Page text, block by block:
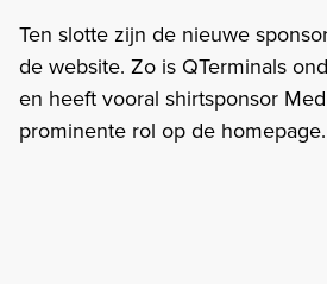
Ten slotte zijn de nieuwe
de website. Zo is QTerminals
en heeft vooral shirtsponsor
prominente rol op de homepage.